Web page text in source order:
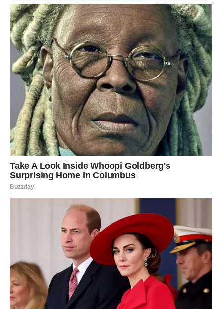
sve dok se masa lepo ne zgusne.
Ako želite gušći džem, ukupno vreme kuvanja može
trajatioko sat i po. Džem treba često mešati da ne bi
zagoreo, naročito pred kraj kuvanja kada se masa
zgusne.
Sterilizacija i punjenje teglâ:
Dok se džem krčka, sterilizujte staklene tegle i
poklopce – stavite ih u rernu zagrejanu na 100 stepeni
da se potpuno osuše i dezinfikuju.
Punjenje i dodatna obrada:
Vruć džem sipajte u vruće staklenke (preporučuje se
korišćenje kuhinjskih rukavica da izbegnete